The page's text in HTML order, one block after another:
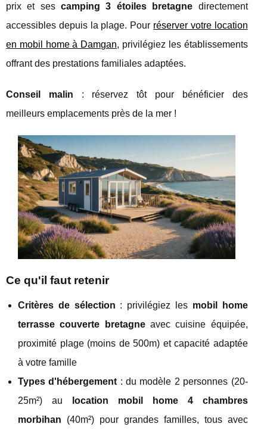
prix et sescamping 3 étoiles bretagne directement
accessibles depuis la plage. Pour réserver votre location
en mobil home à Damgan, privilégiez les établissements
offrant des prestations familiales adaptées.
Conseil malin : réservez tôt pour bénéficier des
meilleurs emplacements près de la mer !
Ce qu'il faut retenir
Critères de sélection : privilégiez les mobil home
terrasse couverte bretagneavec cuisine équipée,
proximité plage (moins de 500m) et capacité adaptée
à votre famille
Types d'hébergement : du modèle 2 personnes (20-
25m²) au
location mobil home 4 chambres
morbihan (40m²) pour grandes familles, tous avec